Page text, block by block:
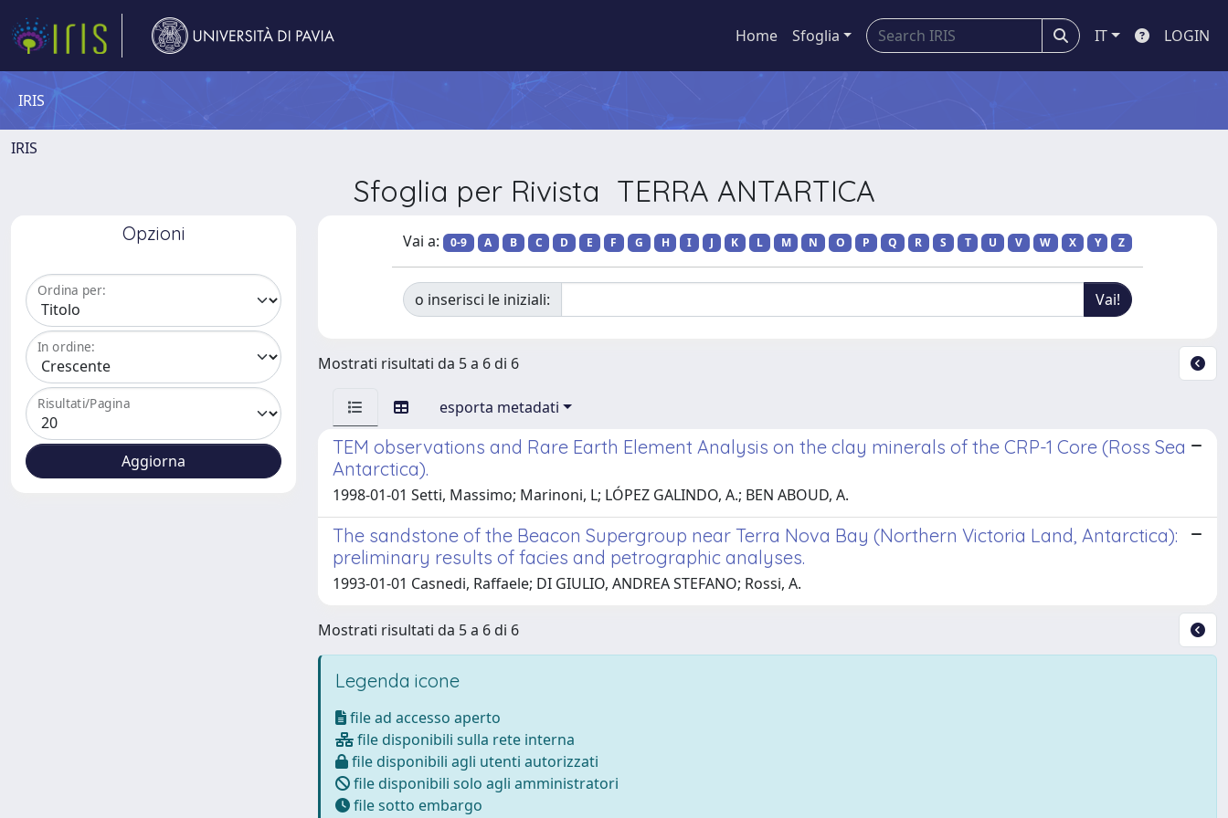
Home Sfoglia IT LOGIN
IRIS
IRIS
Sfoglia per Rivista TERRA ANTARTICA
Opzioni
Ordina per:
In ordine:
Risultati/Pagina
Vai a: 0-9 A B C D E F G H I J K L M N O P Q R S T U V W X Y Z
o inserisci le iniziali:
Mostrati risultati da 5 a 6 di 6
esporta metadati
TEM observations and Rare Earth Element Analysis on the clay minerals of the CRP-1 Core (Ross Sea
Antarctica).
1998-01-01 Setti, Massimo; Marinoni, L; LÓPEZ GALINDO, A.; BEN ABOUD, A.
The sandstone of the Beacon Supergroup near Terra Nova Bay (Northern Victoria Land, Antarctica):
preliminary results of facies and petrographic analyses.
1993-01-01 Casnedi, Raffaele; DI GIULIO, ANDREA STEFANO; Rossi, A.
Mostrati risultati da 5 a 6 di 6
Legenda icone
file ad accesso aperto
file disponibili sulla rete interna
file disponibili agli utenti autorizzati
file disponibili solo agli amministratori
file sotto embargo